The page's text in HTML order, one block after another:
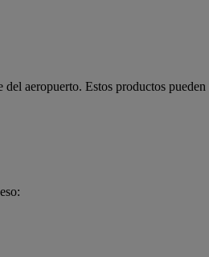
aeropuerto. Estos productos pueden